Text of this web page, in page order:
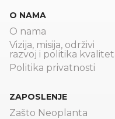
O NAMA
O nama
Vizija, misija, održivi
razvoj i politika
Politika privatnosti
ZAPOSLENJE
Zašto Neoplanta